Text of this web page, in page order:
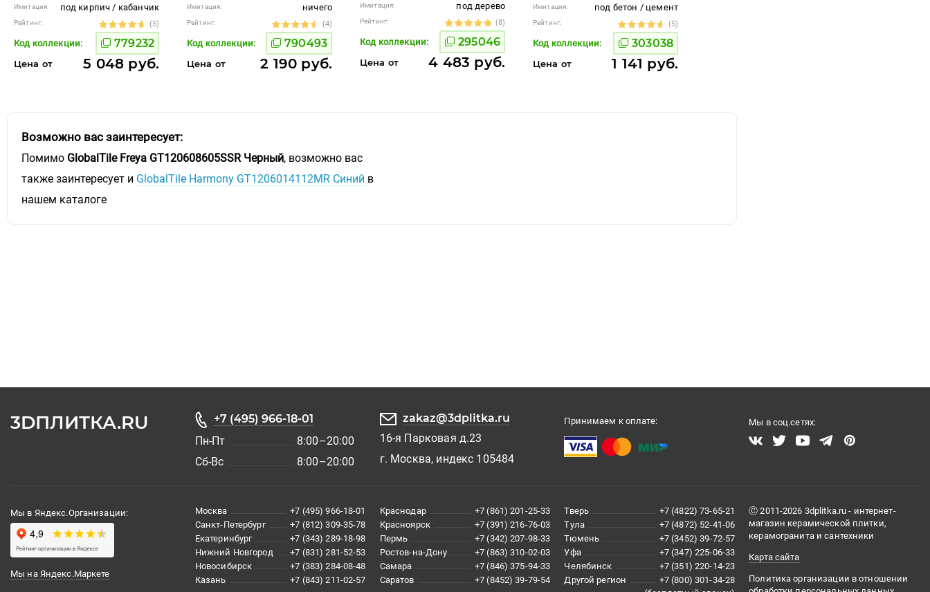
Имитация: под кирпич / кабанчик
Рейтинг: (5)
Код коллекции: 779232
Цена от 5 048 руб.
Имитация: ничего
Рейтинг: (4)
Код коллекции: 790493
Цена от 2 190 руб.
Имитация: под дерево
Рейтинг: (8)
Код коллекции: 295046
Цена от 4 483 руб.
Имитация: под бетон / цемент
Рейтинг: (5)
Код коллекции: 303038
Цена от 1 141 руб.
Возможно вас заинтересует:
Помимо GlobalTile Freya GT120608605SSR Черный, возможно вас
также заинтересует и GlobalTile Harmony GT1206014112MR Синий в
нашем каталоге
3DПЛИТКА.RU
+7 (495) 966-18-01
Пн-Пт
8:00–20:00
Сб-Вс
8:00–20:00
zakaz@3dplitka.ru
16-я Парковая д.23
г. Москва, индекс 105484
Принимаем к оплате: Мы в соц.сетях:
Мы в Яндекс.Организации:
Мы на Яндекс.Маркете
Москва
+7 (495) 966-18-01
Санкт-Петербург
+7 (812) 309-35-78
Екатеринбург
+7 (343) 289-18-98
Нижний Новгород
+7 (831) 281-52-53
Новосибирск
+7 (383) 284-08-48
Казань
+7 (843) 211-02-57
Краснодар
+7 (861) 201-25-33
Красноярск
+7 (391) 216-76-03
Пермь
+7 (342) 207-98-33
Ростов-на-Дону
+7 (863) 310-02-03
Самара
+7 (846) 375-94-33
Саратов
+7 (8452) 39-79-54
Тверь
+7 (4822) 73-65-21
Тула
+7 (4872) 52-41-06
Тюмень
+7 (3452) 39-72-57
Уфа
+7 (347) 225-06-33
Челябинск
+7 (351) 220-14-23
Другой регион
+7 (800) 301-34-28
Ⓒ 2011-2026 3dplitka.ru - интернет-
магазин керамической плитки,
керамогранита и сантехники
Карта сайта
Политика организации в отношении